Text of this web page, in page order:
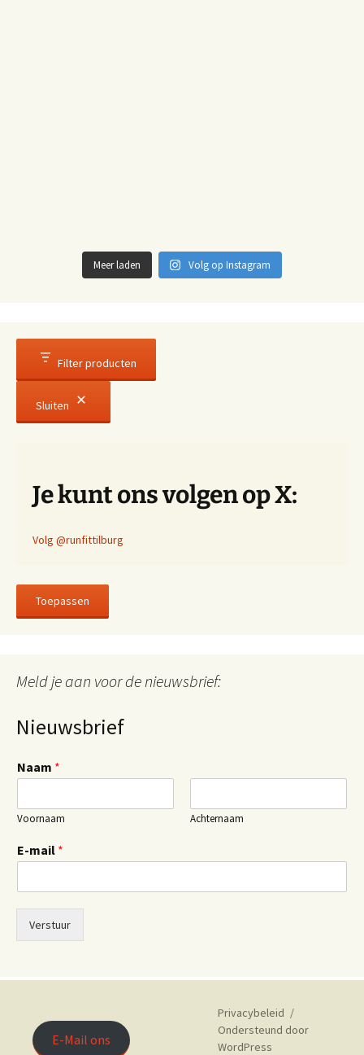
Meer laden Volg op Instagram
Filter producten
Sluiten
Je kunt ons volgen op X:
Volg @runfittilburg
Toepassen
Meld je aan voor de nieuwsbrief:
Nieuwsbrief
Naam *
Voornaam Achternaam
E-mail *
Verstuur
E-Mail ons
Privacybeleid
Ondersteund door
WordPress